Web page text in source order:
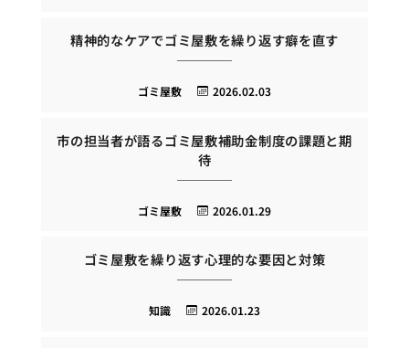
精神的なケアでゴミ屋敷を繰り返す癖を直す
2026.02.03
ゴミ屋敷
市の担当者が語るゴミ屋敷補助金制度の課題と期
待
2026.01.29
ゴミ屋敷
ゴミ屋敷を繰り返す心理的な要因と対策
2026.01.23
知識